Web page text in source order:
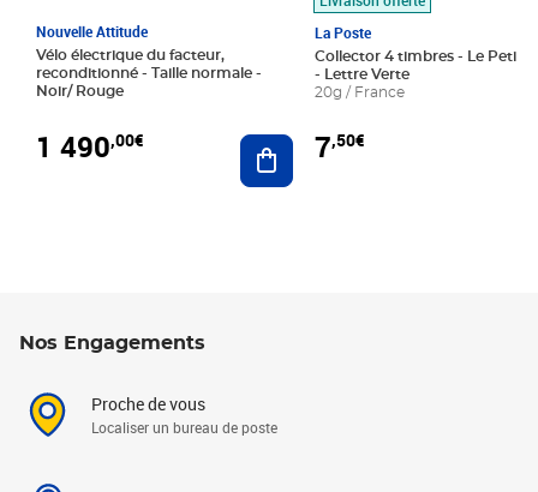
Nouvelle Attitude
Vélo électrique du facteur,
reconditionné - Taille normale -
Noir/ Rouge
1 490,00€ Ajouter au panier
La Poste
Collector 4 timbres - Le Petit
- Lettre Verte
20g / France
7,50€
Nos Engagements
Proche de vous
Localiser un bureau de poste